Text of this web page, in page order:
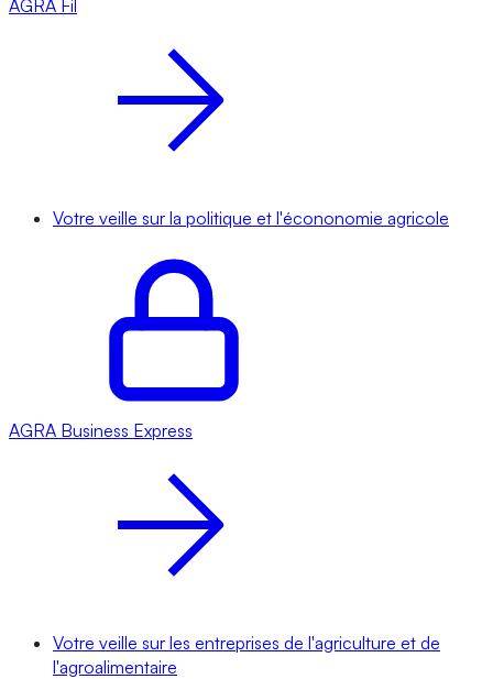
AGRA Fil
Votre veille sur la politique et l'écononomie agricole
AGRA Business Express
Votre veille sur les entreprises de l'agriculture et de
l'agroalimentaire